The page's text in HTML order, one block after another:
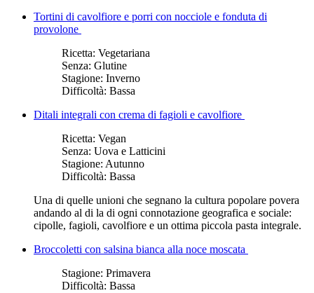
Tortini di cavolfiore e porri con nocciole e fonduta di
provolone
Ricetta: Vegetariana
Senza: Glutine
Stagione: Inverno
Difficoltà: Bassa
Ditali integrali con crema di fagioli e cavolfiore
Ricetta: Vegan
Senza: Uova e Latticini
Stagione: Autunno
Difficoltà: Bassa
Una di quelle unioni che segnano la cultura popolare povera
andando al di la di ogni connotazione geografica e sociale:
cipolle, fagioli, cavolfiore e un ottima piccola pasta integrale.
Broccoletti con salsina bianca alla noce moscata
Stagione: Primavera
Difficoltà: Bassa